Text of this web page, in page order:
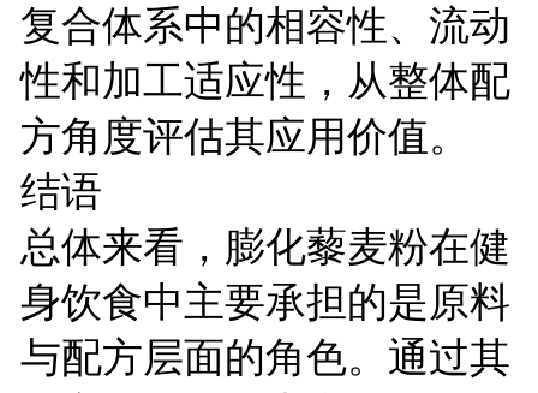
复合体系中的相容性、流动
性和加工适应性，从整体配
方角度评估其应用价值。
结语
总体来看，膨化藜麦粉在健
身饮食中主要承担的是原料
与配方层面的角色。通过其